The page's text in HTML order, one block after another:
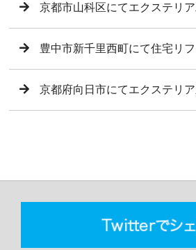
京都市山科区にてエクステリ
豊中市新千里西町にて住宅リ
京都府向日市にてエクステリ